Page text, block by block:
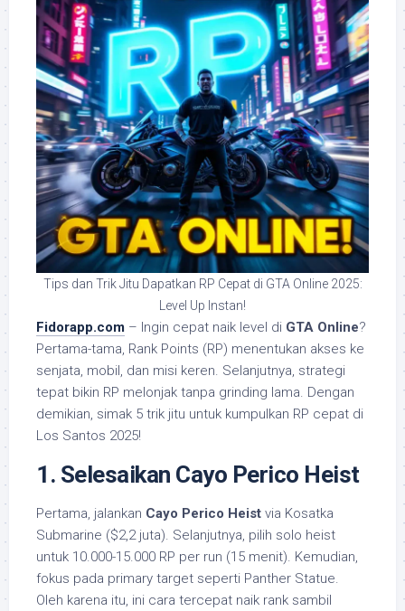
Tips dan Trik Jitu Dapatkan RP Cepat di GTA Online 2025:
Level Up Instan!
Fidorapp.com – Ingin cepat naik level di GTA Online?
Pertama-tama, Rank Points (RP) menentukan akses ke
senjata, mobil, dan misi keren. Selanjutnya, strategi
tepat bikin RP melonjak tanpa grinding lama. Dengan
demikian, simak 5 trik jitu untuk kumpulkan RP cepat di
Los Santos 2025!
1. Selesaikan Cayo Perico Heist
Pertama, jalankan Cayo Perico Heist via Kosatka
Submarine ($2,2 juta). Selanjutnya, pilih solo heist
untuk 10.000-15.000 RP per run (15 menit). Kemudian,
fokus pada primary target seperti Panther Statue.
Oleh karena itu, ini cara tercepat naik rank sambil